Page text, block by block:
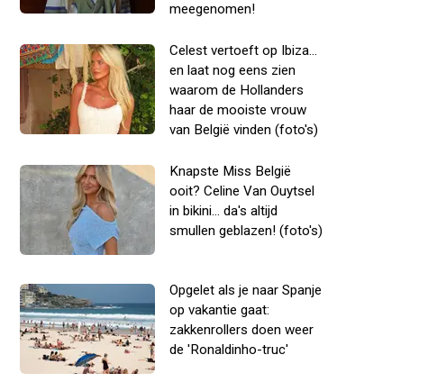
meegenomen!
Celest vertoeft op Ibiza...
en laat nog eens zien
waarom de Hollanders
haar de mooiste vrouw
van België vinden (foto's)
Knapste Miss België
ooit? Celine Van Ouytsel
in bikini... da's altijd
smullen geblazen! (foto's)
Opgelet als je naar Spanje
op vakantie gaat:
zakkenrollers doen weer
de 'Ronaldinho-truc'